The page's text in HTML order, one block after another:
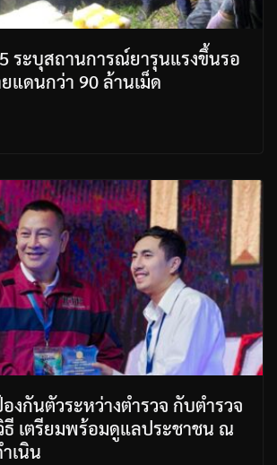
ระบุสถานการณ์ยารุนแรงขึ้นรอ
แดนกว่า 90 ล้านเม็ด
งกันตัวระหว่างตำรวจ กับตำรวจ
เตรียมพร้อมดูแลประชาชน ณ
เนิน